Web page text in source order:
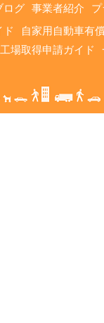
ログ 事業者紹介
ド
自家用自動車有
場取得申請ガイド